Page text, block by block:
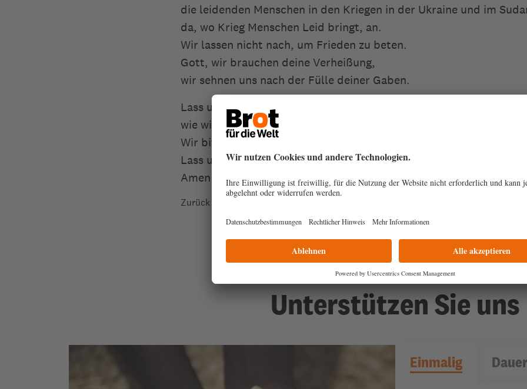
die leidenden Menschen in den Kriegen in der Ukraine und im
da, wo Krieg Menschen Leid bringt, an.
Wir lassen nicht nach, um Frieden zu beten.
Gott, wir brauchen deine Verheißung,
wir sehnen uns nach der Fülle deiner Gaben.
Lass uns Ideen haben,
wie wir zur Quelle der Freude und der Stärkung für andere werden
Wir bitten dich um deinen Geist dazu.
Lass unsere Quellen leuchten und fließen und lass uns handeln!
Amen
Zurück
Jetzt spenden
Unterstützen Sie uns
Einmalig